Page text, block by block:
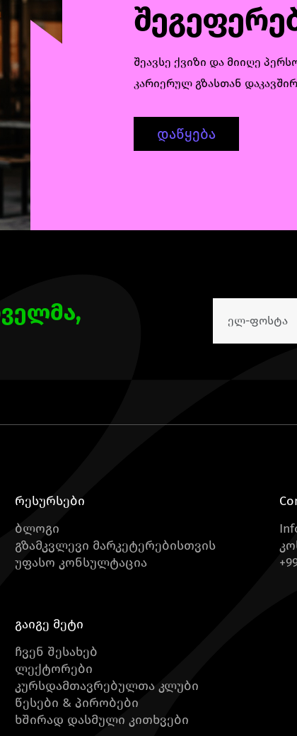
შეავსე ქვიზი და მიიღე
კარიერულ გზასთან
დაწყება
რესურსები
ბლოგი
გზამკვლევი მარკეტერებისთვის
უფასო კონსულტაცია
გაიგე მეტი
ჩვენ შესახებ
ლექტორები
კურსდამთავრებულთა კლუბი
წესები & პირობები
ხშირად დასმული კითხვები